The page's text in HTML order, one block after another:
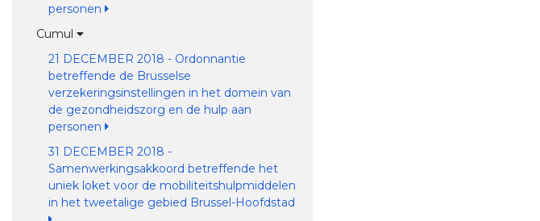
personen
Cumul
21 DECEMBER 2018 - Ordonnantie
betreffende de Brusselse
verzekeringsinstellingen in het domein van
de gezondheidszorg en de hulp aan
personen
31 DECEMBER 2018 -
Samenwerkingsakkoord betreffende het
uniek loket voor de mobiliteitshulpmiddelen
in het tweetalige gebied Brussel-Hoofdstad